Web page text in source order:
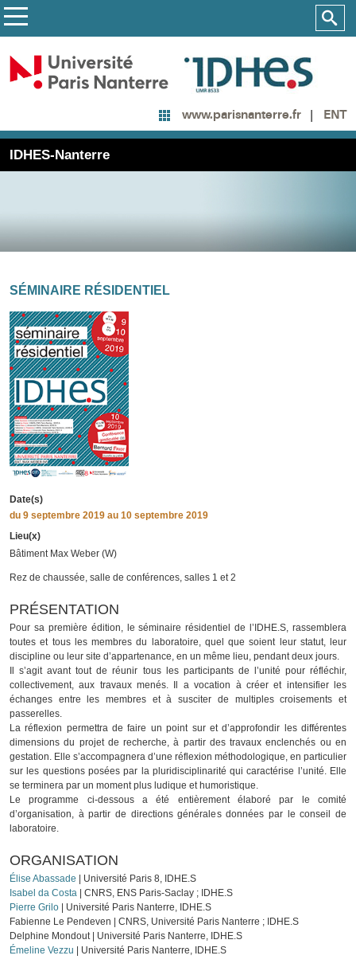
www.parisnanterre.fr ENT
IDHES-Nanterre
SÉMINAIRE RÉSIDENTIEL
Date(s)
du 9 septembre 2019 au 10 septembre 2019
Lieu(x)
Bâtiment Max Weber (W)
Rez de chaussée, salle de conférences, salles 1 et 2
PRÉSENTATION
Pour sa première édition, le séminaire résidentiel de l’IDHE.S, rassemblera
toutes et tous les membres du laboratoire, quel que soient leur statut, leur
discipline ou leur site d’appartenance, en un même lieu, pendant deux jours.
Il s’agit avant tout de réunir tous les participants de l’unité pour réfléchir,
collectivement, aux travaux menés. Il a vocation à créer et intensifier les
échanges entre les membres et à susciter de multiples croisements et
passerelles.
La réflexion permettra de faire un point sur et d’approfondir les différentes
dimensions du projet de recherche, à partir des travaux enclenchés ou en
gestation. Elle s’accompagnera d’une réflexion méthodologique, en particulier
sur les questions posées par la pluridisciplinarité qui caractérise l’unité. Elle
se terminera par un moment plus ludique et humoristique.
Le programme ci-dessous a été entièrement élaboré par le comité
d’organisation, à partir de directions générales données par le conseil de
laboratoire.
ORGANISATION
Élise Abassade | Université Paris 8, IDHE.S
Isabel da Costa | CNRS, ENS Paris-Saclay ; IDHE.S
Pierre Grilo | Université Paris Nanterre, IDHE.S
Fabienne Le Pendeven | CNRS, Université Paris Nanterre ; IDHE.S
Delphine Mondout | Université Paris Nanterre, IDHE.S
Émeline Vezzu | Université Paris Nanterre, IDHE.S